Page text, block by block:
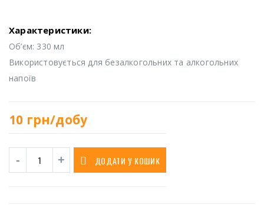
Характеристики:
Об’єм: 330 мл
Використовується для безалкогольних та алкогольних
напоїв
10 грн/добу
ДОДАТИ У КОШИК